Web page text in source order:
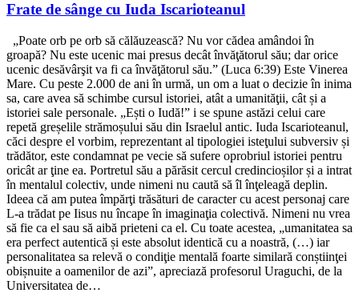
Frate de sânge cu Iuda Iscarioteanul
„Poate orb pe orb să călăuzească? Nu vor cădea amândoi în
groapă? Nu este ucenic mai presus decât învăţătorul său; dar orice
ucenic desăvârşit va fi ca învăţătorul său.” (Luca 6:39) Este Vinerea
Mare. Cu peste 2.000 de ani în urmă, un om a luat o decizie în inima
sa, care avea să schimbe cursul istoriei, atât a umanităţii, cât și a
istoriei sale personale. „Ești o Iudă!” i se spune astăzi celui care
repetă greșelile strămoșului său din Israelul antic. Iuda Iscarioteanul,
căci despre el vorbim, reprezentant al tipologiei isteţului subversiv și
trădător, este condamnat pe vecie să sufere oprobriul istoriei pentru
oricât ar ţine ea. Portretul său a părăsit cercul credincioșilor și a intrat
în mentalul colectiv, unde nimeni nu caută să îl înţeleagă deplin.
Ideea că am putea împărţi trăsături de caracter cu acest personaj care
L-a trădat pe Iisus nu încape în imaginaţia colectivă. Nimeni nu vrea
să fie ca el sau să aibă prieteni ca el. Cu toate acestea, „umanitatea sa
era perfect autentică și este absolut identică cu a noastră, (…) iar
personalitatea sa relevă o condiţie mentală foarte similară conștiinţei
obișnuite a oamenilor de azi”, apreciază profesorul Uraguchi, de la
Universitatea de…